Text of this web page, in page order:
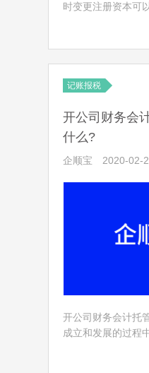
时变更注册资本可
在什么情况下需要
记账报税
开公司财务会
什么?
企顺宝 2020-02-
开公司财务会计托
成立和发展的过程